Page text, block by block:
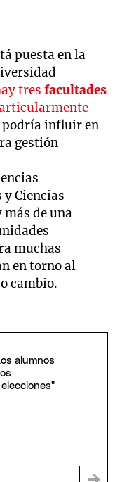
puesta en la
tresfacultades
podría influir en
gestión
y Ciencias
de una
muchas
en torno al
cambio.
alumnos